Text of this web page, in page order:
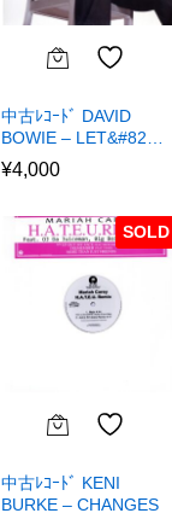
中古ﾚｺｰﾄﾞ DAVID
BOWIE – LET&#82…
¥4,000
SOLD
中古ﾚｺｰﾄﾞ KENI
BURKE – CHANGES